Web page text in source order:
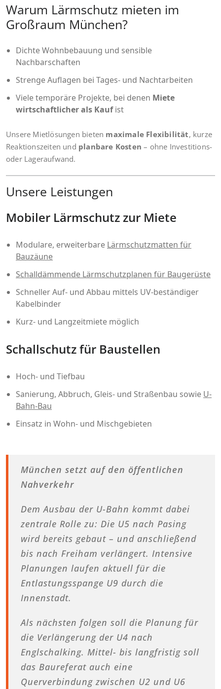
Warum Lärmschutz mieten im
Großraum München?
Dichte Wohnbebauung und sensible
Nachbarschaften
Strenge Auflagen bei Tages- und Nachtarbeiten
Viele temporäre Projekte, bei denen Miete
wirtschaftlicher als Kaufist
Unsere Mietlösungen bieten maximale Flexibilität, kurze
Reaktionszeiten und planbare Kosten – ohne Investitions-
oder Lageraufwand.
Unsere Leistungen
Mobiler Lärmschutz zur Miete
Modulare, erweiterbare Lärmschutzmatten für
Bauzäune
Schalldämmende Lärmschutzplanen für Baugerüste
Schneller Auf- und Abbau mittels UV-beständiger
Kabelbinder
Kurz- und Langzeitmiete möglich
Schallschutz für Baustellen
Hoch- und Tiefbau
Sanierung, Abbruch, Gleis- und Straßenbau sowie U-
Bahn-Bau
Einsatz in Wohn- und Mischgebieten
München setzt auf den öffentlichen
Nahverkehr
Dem Ausbau der U-Bahn kommt dabei
zentrale Rolle zu: Die U5 nach Pasing
wird bereits gebaut – und anschließend
bis nach Freiham verlängert. Intensive
Planungen laufen aktuell für die
Entlastungsspange U9 durch die
Innenstadt.
Als nächsten folgen soll die Planung für
die Verlängerung der U4 nach
Englschalking. Mittel- bis langfristig soll
das Baureferat auch eine
Querverbindung zwischen U2 und U6